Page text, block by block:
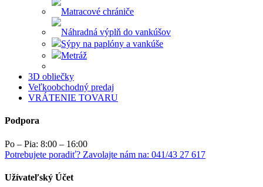
Matracové chrániče
Náhradná výplň do vankúšov
Sýpy na paplóny a vankúše
Metráž
3D obliečky
Veľkoobchodný predaj
VRÁTENIE TOVARU
Podpora
Po – Pia: 8:00 – 16:00
Potrebujete poradiť? Zavolajte nám na: 041/43 27 617
Užívateľský Účet